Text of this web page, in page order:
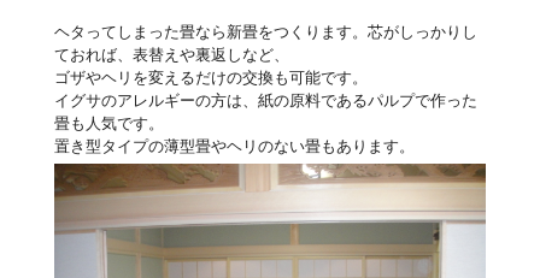
ヘタってしまった畳なら新畳をつくります。芯がしっかりし
ておれば、表替えや裏返しなど、
ゴザやヘリを変えるだけの交換も可能です。
イグサのアレルギーの方は、紙の原料であるパルプで作った
畳も人気です。
置き型タイプの薄型畳やヘリのない畳もあります。